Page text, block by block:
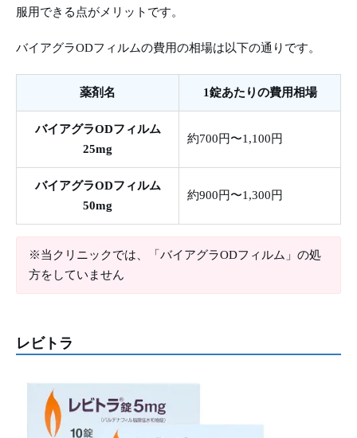
服用できる点がメリットです。
バイアグラODフィルムの費用の相場は以下の通りです。
薬剤名 1錠あたりの費用相場
バイアグラODフィルム
25mg
約700円〜1,100円
バイアグラODフィルム
50mg
約900円〜1,300円
※当クリニックでは、「バイアグラODフィルム」の処
方をしていません
レビトラ